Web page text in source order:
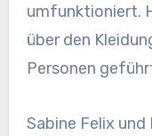
umfunktioniert.
über den
Personen
Sabine Felix und